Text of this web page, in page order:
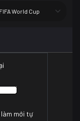
FIFA World Cup
mới tự